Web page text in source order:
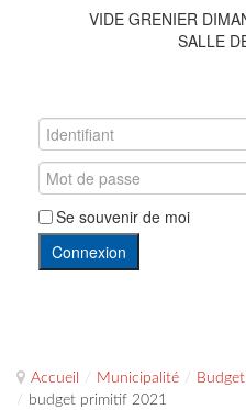
VIDE GRENIER
SALLE
Se souvenir de moi
Connexion
Accueil / Municipalité /
/ budget primitif 2021